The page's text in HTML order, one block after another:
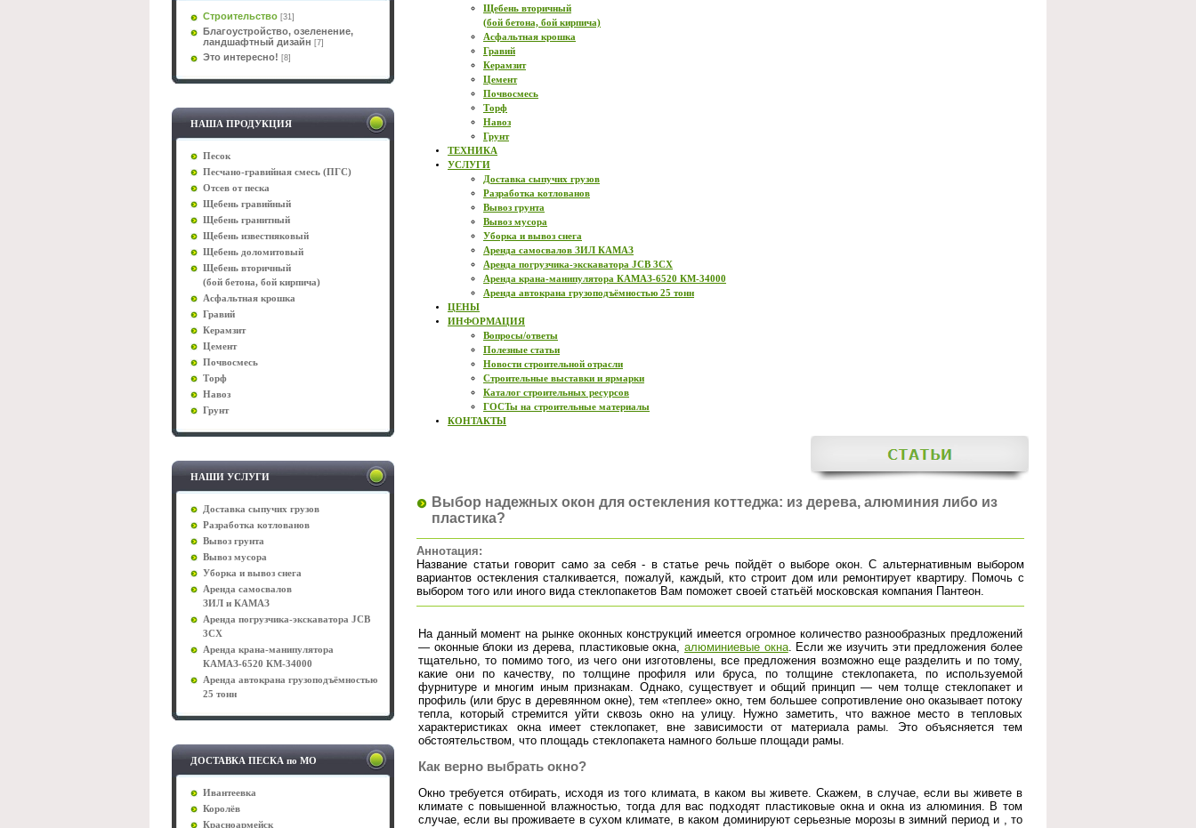
Строительство [31]
Благоустройство, озеленение,
ландшафтный дизайн [7]
Это интересно! [8]
НАША ПРОДУКЦИЯ
Песок
Песчано-гравийная смесь (ПГС)
Отсев от песка
Щебень гравийный
Щебень гранитный
Щебень известняковый
Щебень доломитовый
Щебень вторичный
(бой бетона, бой кирпича)
Асфальтная крошка
Гравий
Керамзит
Цемент
Почвосмесь
Торф
Навоз
Грунт
НАШИ УСЛУГИ
Доставка сыпучих грузов
Разработка котлованов
Вывоз грунта
Вывоз мусора
Уборка и вывоз снега
Аренда самосвалов
ЗИЛ и КАМАЗ
Аренда погрузчика-экскаватора JCB
3CX
Аренда крана-манипулятора
КАМАЗ-6520 КМ-34000
Аренда автокрана грузоподъёмностью
25 тонн
ДОСТАВКА ПЕСКА по МО
Ивантеевка
Королёв
Красноармейск
Щебень вторичный
(бой бетона, бой кирпича)
Асфальтная крошка
Гравий
Керамзит
Цемент
Почвосмесь
Торф
Навоз
Грунт
ТЕХНИКА
УСЛУГИ
Доставка сыпучих грузов
Разработка котлованов
Вывоз грунта
Вывоз мусора
Уборка и вывоз снега
Аренда самосвалов ЗИЛ КАМАЗ
Аренда погрузчика-экскаватора JCB 3CX
Аренда крана-манипулятора КАМАЗ-6520 КМ-34000
Аренда автокрана грузоподъёмностью 25 тонн
ЦЕНЫ
ИНФОРМАЦИЯ
Вопросы/ответы
Полезные статьи
Новости строительной отрасли
Строительные выставки и ярмарки
Каталог строительных ресурсов
ГОСТы на строительные материалы
КОНТАКТЫ
Выбор надежных окон для остекления коттеджа: из дерева, алюминия либо из
пластика?
Аннотация:
Название статьи говорит само за себя - в статье речь пойдёт о выборе окон. С альтернативным выбором
вариантов остекления сталкивается, пожалуй, каждый, кто строит дом или ремонтирует квартиру. Помочь с
выбором того или иного вида стеклопакетов Вам поможет своей статьёй московская компания Пантеон.
На данный момент на рынке оконных конструкций имеется огромное количество разнообразных предложений
— оконные блоки из дерева, пластиковые окна, алюминиевые окна. Если же изучить эти предложения более
тщательно, то помимо того, из чего они изготовлены, все предложения возможно еще разделить и по тому,
какие они по качеству, по толщине профиля или бруса, по толщине стеклопакета, по используемой
фурнитуре и многим иным признакам. Однако, существует и общий принцип — чем толще стеклопакет и
профиль (или брус в деревянном окне), тем «теплее» окно, тем большее сопротивление оно оказывает потоку
тепла, который стремится уйти сквозь окно на улицу. Нужно заметить, что важное место в тепловых
характеристиках окна имеет стеклопакет, вне зависимости от материала рамы. Это объясняется тем
обстоятельством, что площадь стеклопакета намного больше площади рамы.
Как верно выбрать окно?
Окно требуется отбирать, исходя из того климата, в каком вы живете. Скажем, в случае, если вы живете в
климате с повышенной влажностью, тогда для вас подходят пластиковые окна и окна из алюминия. В том
случае, если вы проживаете в сухом климате, в каком доминируют серьезные морозы в зимний период и , то